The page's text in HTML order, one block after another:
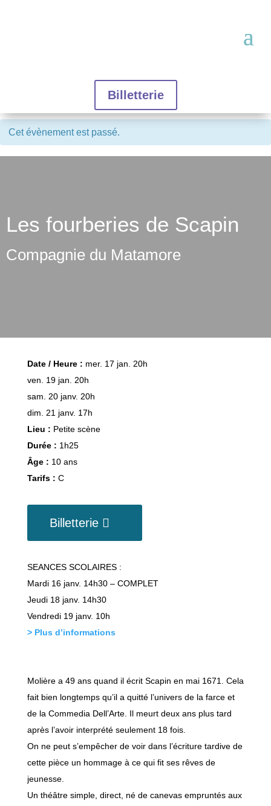
Billetterie
Cet évènement est passé.
Les fourberies de Scapin
Compagnie du Matamore
Molière a 49 ans quand il écrit Scapin en mai 1671. Cela
fait bien longtemps qu’il a quitté l’univers de la farce et
de la Commedia Dell’Arte. Il meurt deux ans plus tard
après l’avoir interprété seulement 18 fois.
On ne peut s’empêcher de voir dans l’écriture tardive de
cette pièce un hommage à ce qui fit ses rêves de
jeunesse.
Un théâtre simple, direct, né de canevas empruntés aux
Date / Heure : mer. 17 jan. 20h
ven. 19 jan. 20h
sam. 20 janv. 20h
dim. 21 janv. 17h
Lieu : Petite scène
Durée : 1h25
Âge : 10 ans
Tarifs : C
Billetterie
SEANCES SCOLAIRES :
Mardi 16 janv. 14h30 – COMPLET
Jeudi 18 janv. 14h30
Vendredi 19 janv. 10h
> Plus d’informations